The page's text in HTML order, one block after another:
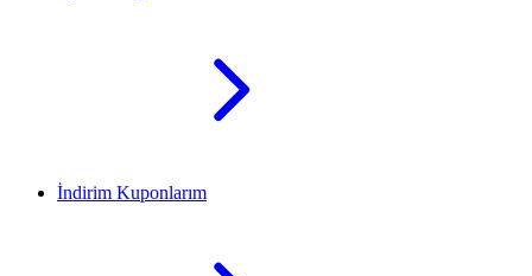
İndirim Kuponlarım